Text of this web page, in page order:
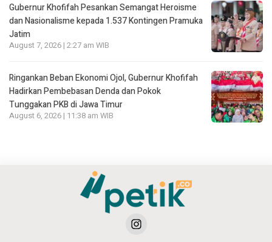
Gubernur Khofifah Pesankan Semangat Heroisme
dan Nasionalisme kepada 1.537 Kontingen Pramuka
Jatim
August 7, 2026 | 2:27 am WIB
Ringankan Beban Ekonomi Ojol, Gubernur Khofifah
Hadirkan Pembebasan Denda dan Pokok
Tunggakan PKB di Jawa Timur
August 6, 2026 | 11:38 am WIB